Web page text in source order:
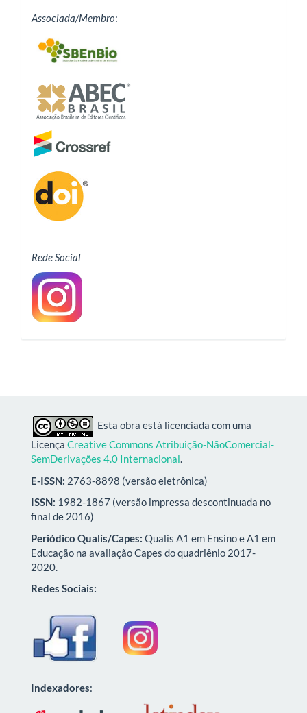
Associada/Membro:
Rede Social
Esta obra está licenciada com uma
Licença Creative Commons Atribuição-NãoComercial-
SemDerivações 4.0 Internacional.
E-ISSN: 2763-8898 (versão eletrônica)
ISSN: 1982-1867 (versão impressa descontinuada no
final de 2016)
Periódico Qualis/Capes: Qualis A1 em Ensino e A1 em
Educação na avaliação Capes do quadriênio 2017-
2020.
Redes Sociais:
Indexadores: